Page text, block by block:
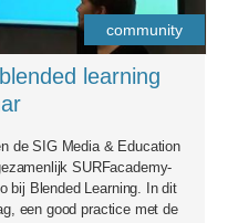
community
learning
de SIG Media & Education
SURFacademy-
bij Blended Learning. In dit
een good practice met de